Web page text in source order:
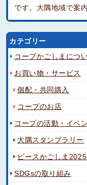
です。大隅地域で案
カテゴリー
コープかごしまにつ
お買い物・サービス
個配・共同購入
コープのお店
コープの活動・イベ
大隅スタンプラリー
ピースかごしま
SDGsの取り組み